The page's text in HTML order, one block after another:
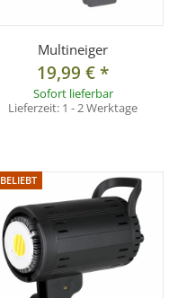
Multineiger
19,99 €*
Sofort lieferbar
Lieferzeit: 1 - 2 Werktage
BELIEBT